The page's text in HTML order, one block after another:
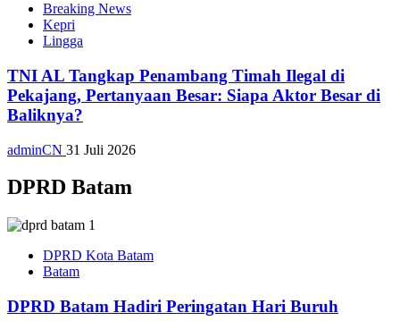
Breaking News
Kepri
Lingga
TNI AL Tangkap Penambang Timah Ilegal di
Pekajang, Pertanyaan Besar: Siapa Aktor Besar di
Baliknya?
adminCN 31 Juli 2026
DPRD Batam
DPRD Kota Batam
Batam
DPRD Batam Hadiri Peringatan Hari Buruh